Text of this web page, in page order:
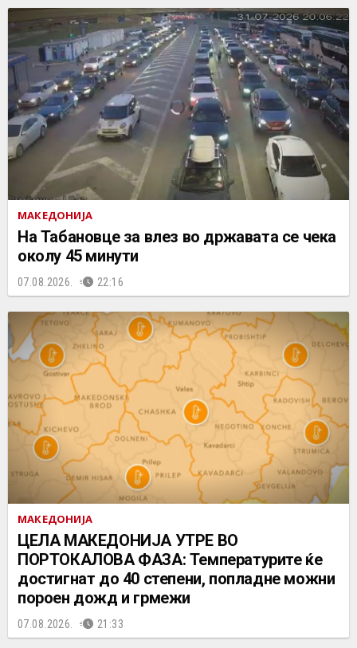
МАКЕДОНИЈА
На Табановце за влез во државата се чека
околу 45 минути
07.08.2026. 22:16
МАКЕДОНИЈА
ЦЕЛА МАКЕДОНИЈА УТРЕ ВО
ПОРТОКАЛОВА ФАЗА: Температурите ќе
достигнат до 40 степени, попладне можни
пороен дожд и грмежи
07.08.2026. 21:33